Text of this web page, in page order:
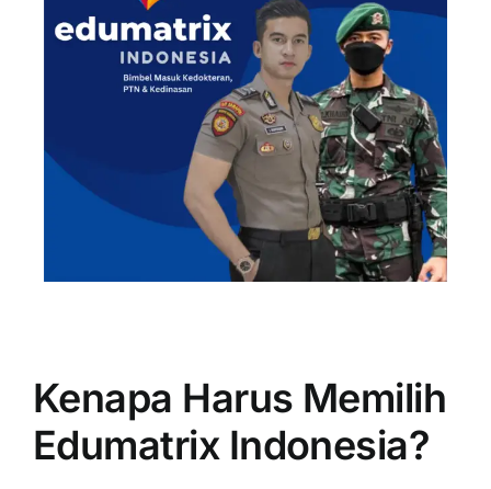
Kenapa Harus Memilih
Edumatrix Indonesia?